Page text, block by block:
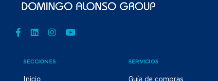
SECCIONES SERVICIOS